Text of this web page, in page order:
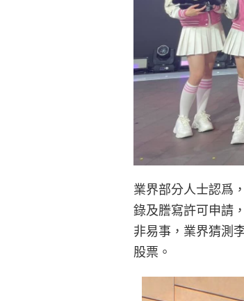
業界部分人士認爲
錄及謄寫許可申請
非易事，業界猜測
股票。